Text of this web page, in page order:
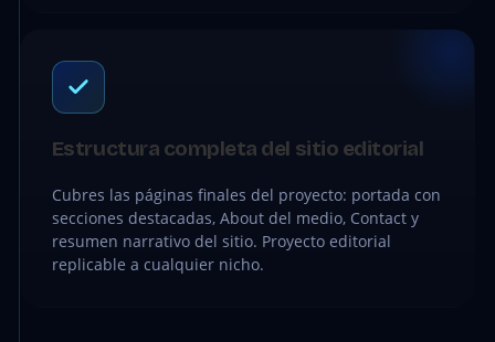
Estructura completa del sitio editorial
Cubres las páginas finales del proyecto: portada con
secciones destacadas, About del medio, Contact y
resumen narrativo del sitio. Proyecto editorial
replicable a cualquier nicho.